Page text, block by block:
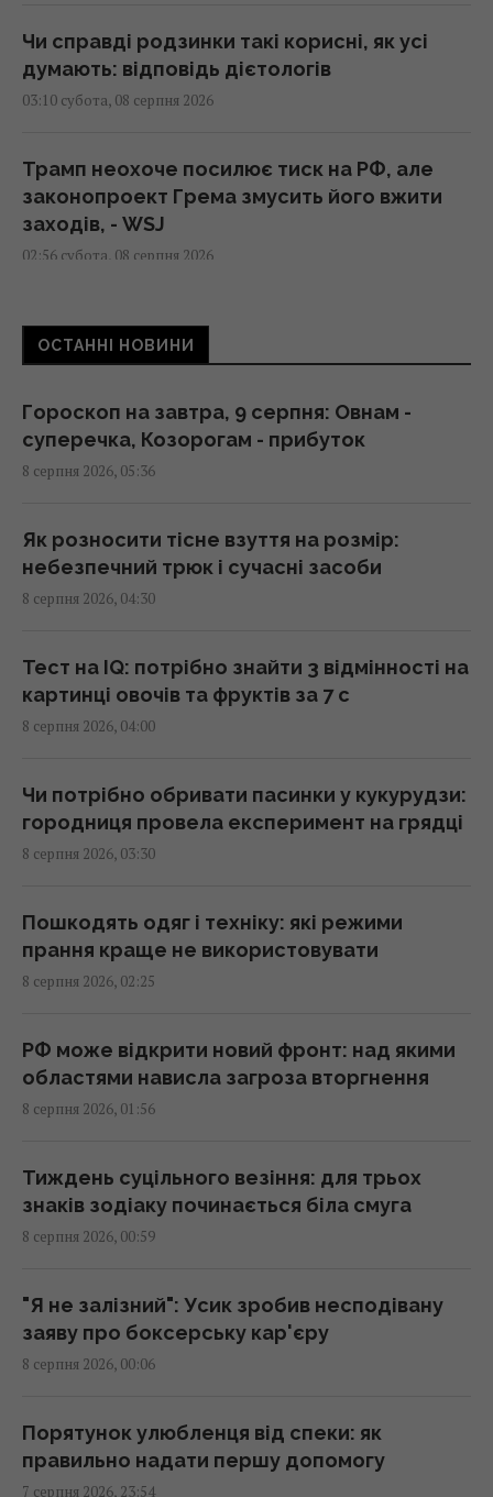
Чи справді родзинки такі корисні, як усі
думають: відповідь дієтологів
03:10 субота, 08 серпня 2026
Трамп неохоче посилює тиск на РФ, але
законопроект Грема змусить його вжити
заходів, - WSJ
02:56 субота, 08 серпня 2026
Мелоні відреагувала на вимогу Іспанії
щодо прикордонних перевірок у Шенгені
Сонячна електростанція перегородила
давні маршрути тварин: вони знайшли
02:18 субота, 08 серпня 2026
Саудівська Аравія, Пакистан і Туреччина
Reuters
01:44 субота, 08 серпня 2026
про Прагу перед поїздкою
01:15 субота, 08 серпня 2026
ракету для Су-57, - ЗМІ
00:32 субота, 08 серпня 2026
використати його повторно з користю
00:05 субота, 08 серпня 2026
віком 500 000 років: про що він свідчить
23:58 п'ятниця, 07 серпня 2026
Сенатом США законопроєкту щодо санкцій
проти РФ
23:53 п'ятниця, 07 серпня 2026
Є два варіанти: експерт назвав країни, які
можуть допомогти Україні з ракетами до
Patriot
ОСТАННІ НОВИНИ
Гороскоп на завтра, 9 серпня: Овнам -
суперечка, Козорогам - прибуток
8 серпня 2026, 05:36
Як розносити тісне взуття на розмір:
небезпечний трюк і сучасні засоби
8 серпня 2026, 04:30
Тест на IQ: потрібно знайти 3 відмінності на
картинці овочів та фруктів за 7 с
8 серпня 2026, 04:00
Чи потрібно обривати пасинки у кукурудзи:
городниця провела експеримент на грядці
8 серпня 2026, 03:30
Пошкодять одяг і техніку: які режими
прання краще не використовувати
8 серпня 2026, 02:25
РФ може відкрити новий фронт: над якими
областями нависла загроза вторгнення
8 серпня 2026, 01:56
Тиждень суцільного везіння: для трьох
знаків зодіаку починається біла смуга
8 серпня 2026, 00:59
"Я не залізний": Усик зробив несподівану
заяву про боксерську кар'єру
8 серпня 2026, 00:06
Порятунок улюбленця від спеки: як
правильно надати першу допомогу
7 серпня 2026, 23:54